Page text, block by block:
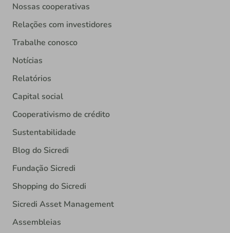
Nossas cooperativas
Relações com investidores
Trabalhe conosco
Notícias
Relatórios
Capital social
Cooperativismo de crédito
Sustentabilidade
Blog do Sicredi
Fundação Sicredi
Shopping do Sicredi
Sicredi Asset Management
Assembleias